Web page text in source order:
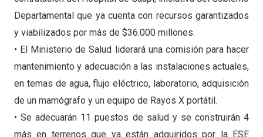
Departamental que ya cuenta con recursos garantizados
y viabilizados por más de $36.000 millones.
• El Ministerio de Salud liderará una comisión para hacer
mantenimiento y adecuación a las instalaciones actuales,
en temas de agua, flujo eléctrico, laboratorio, adquisición
de un mamógrafo y un equipo de Rayos X portátil.
• Se adecuarán 11 puestos de salud y se construirán 4
más en terrenos que ya están adquiridos por la ESE